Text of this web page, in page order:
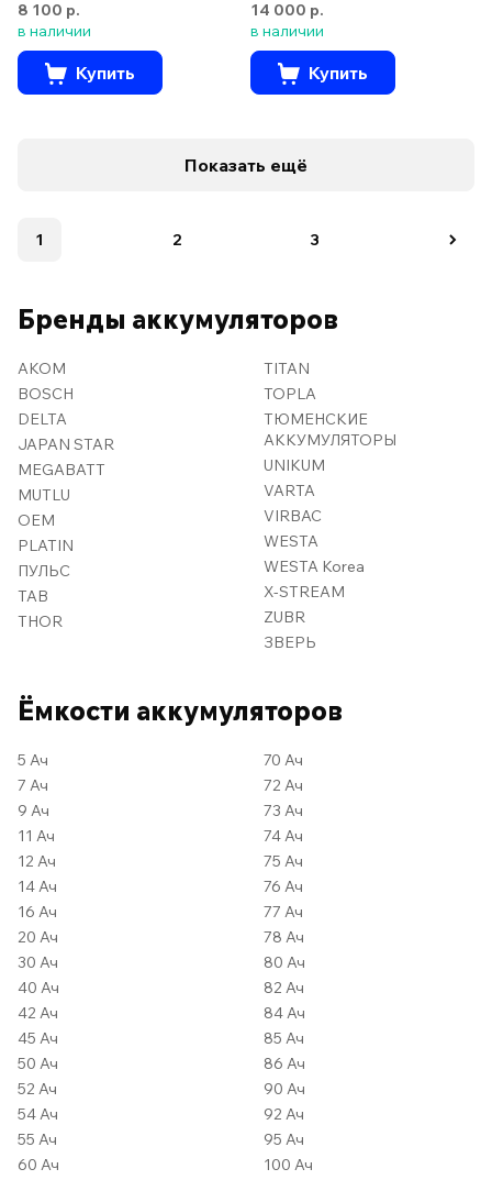
8 100 р.
в наличии
Купить
14 000 р.
в наличии
Купить
Показать ещё
1 2 3
Бренды аккумуляторов
AKOM
BOSCH
DELTA
JAPAN STAR
MEGABATT
MUTLU
OEM
PLATIN
ПУЛЬС
TAB
THOR
TITAN
TOPLA
ТЮМЕНСКИЕ
АККУМУЛЯТОРЫ
UNIKUM
VARTA
VIRBAC
WESTA
WESTA Korea
X-STREAM
ZUBR
ЗВЕРЬ
Ёмкости аккумуляторов
5 Ач
7 Ач
9 Ач
11 Ач
12 Ач
14 Ач
16 Ач
20 Ач
30 Ач
40 Ач
42 Ач
45 Ач
50 Ач
52 Ач
54 Ач
55 Ач
60 Ач
70 Ач
72 Ач
73 Ач
74 Ач
75 Ач
76 Ач
77 Ач
78 Ач
80 Ач
82 Ач
84 Ач
85 Ач
86 Ач
90 Ач
92 Ач
95 Ач
100 Ач